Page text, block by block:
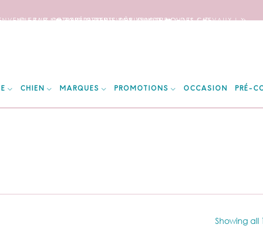
SUR NOTRE SITE DEDIE AUX AMOUREUX DES CHEVAUX ! 🦄
📦 FRAIS DE PORT OFFERTS DÈS 150€ D’ACHATS ! 📦
❤️ EXPÉDITIONS WORLDWIDE ❤️
CHIEN MARQUES PROMOTIONS OCCASION PRÉ-
Showing all